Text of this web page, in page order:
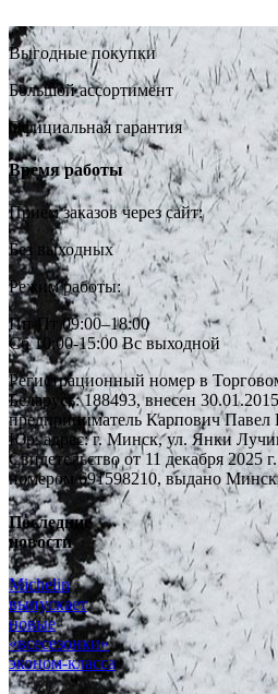
Выгодные покупки
Большой ассортимент
Официальная гарантия
Время работы
Прием заказов через сайт:
Без выходных
Режим работы:
Пн-Пт 09:00–18:00
Сб 10:00-15:00 Вс выходной
Регистрационный номер в
Беларусь: 188493, внесен
предприниматель Карпович Павел
Юр. адрес: г. Минск, ул. Янки
Свидетельство от 11 декабря 2025
номером 691598210, выдано
Последние
новости
Michelin
выпускает
новые
«всесезонки»
эконом-класса